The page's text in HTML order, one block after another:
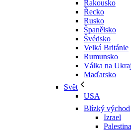
Rakousko
Řecko
Rusko
Španělsko
Švédsko
Velká Británie
Rumunsko
Válka na
Maďarsko
Svět
USA
Blízký východ
Izrael
Palestina